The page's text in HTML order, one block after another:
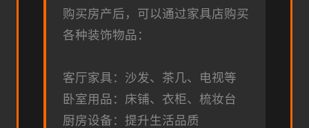
购买房产后，可以通过家具店购买
各种装饰物品：
客厅家具：沙发、茶几、电视等
卧室用品：床铺、衣柜、梳妆台
厨房设备：提升生活品质